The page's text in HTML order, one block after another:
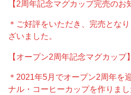
【2周年記念マグカップ完売のお
＊ご好評をいただき、完売とな
ざいました。
【オープン2周年記念マグカップ】
＊2021年5月でオープン2周年を
ナル・コーヒーカップを作りまし